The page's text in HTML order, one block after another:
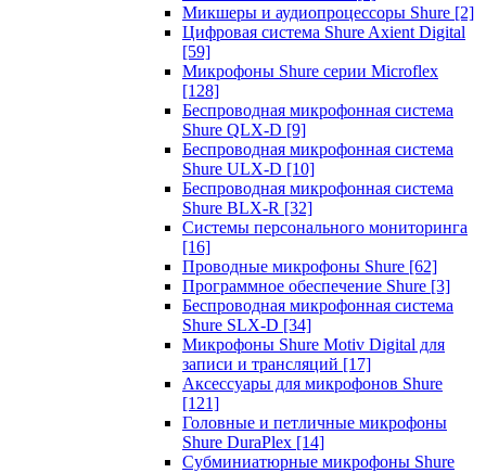
Микшеры и аудиопроцессоры Shure [2]
Цифровая система Shure Axient Digital
[59]
Микрофоны Shure серии Microflex
[128]
Беспроводная микрофонная система
Shure QLX-D [9]
Беспроводная микрофонная система
Shure ULX-D [10]
Беспроводная микрофонная система
Shure BLX-R [32]
Системы персонального мониторинга
[16]
Проводные микрофоны Shure [62]
Программное обеспечение Shure [3]
Беспроводная микрофонная система
Shure SLX-D [34]
Микрофоны Shure Motiv Digital для
записи и трансляций [17]
Аксессуары для микрофонов Shure
[121]
Головные и петличные микрофоны
Shure DuraPlex [14]
Субминиатюрные микрофоны Shure